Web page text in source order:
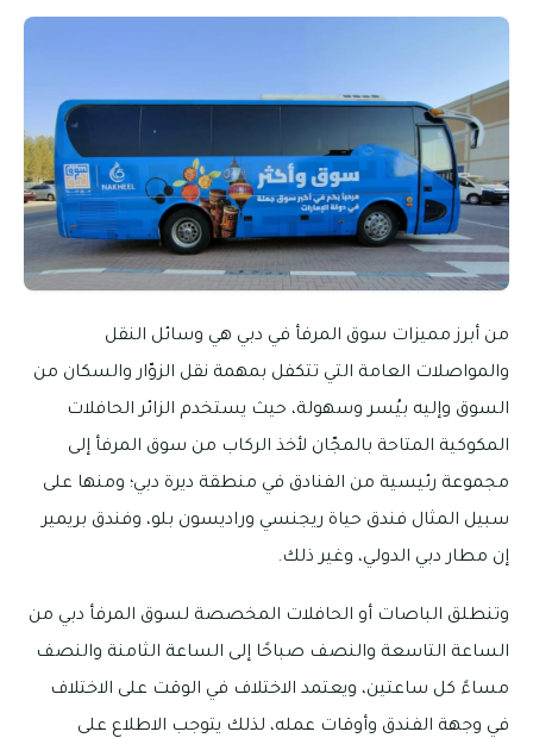
من أبرز مميزات سوق المرفأ في دبي هي وسائل النقل
والمواصلات العامة التي تتكفل بمهمة نقل الزوّار والسكان من
السوق وإليه بيُسر وسهولة، حيث يستخدم الزائر الحافلات
المكوكية المتاحة بالمجّان لأخذ الركاب من سوق المرفأ إلى
مجموعة رئيسية من الفنادق في منطقة ديرة دبي؛ ومنها على
سبيل المثال فندق حياة ريجنسي وراديسون بلو، وفندق بريمير
إن مطار دبي الدولي، وغير ذلك.
وتنطلق الباصات أو الحافلات المخصصة لسوق المرفأ دبي من
الساعة التاسعة والنصف صباحًا إلى الساعة الثامنة والنصف
مساءً كل ساعتين، ويعتمد الاختلاف في الوقت على الاختلاف
في وجهة الفندق وأوقات عمله، لذلك يتوجب الاطلاع على